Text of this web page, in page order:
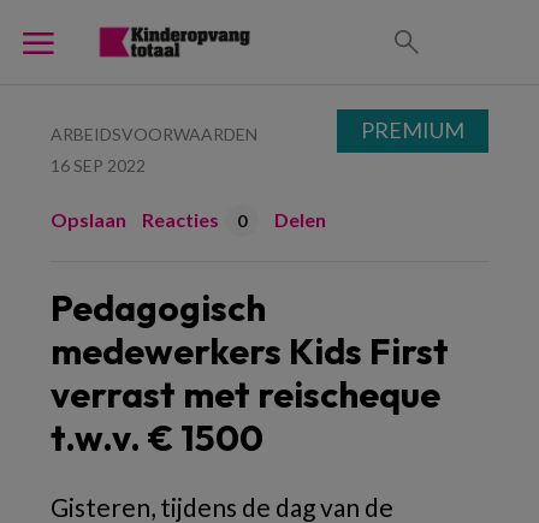
ARBEIDSVOORWAARDEN
16 SEP 2022
Opslaan Reacties 0 Delen
Pedagogisch
medewerkers Kids First
verrast met reischeque
t.w.v. € 1500
Gisteren, tijdens de dag van de
PREMIUM